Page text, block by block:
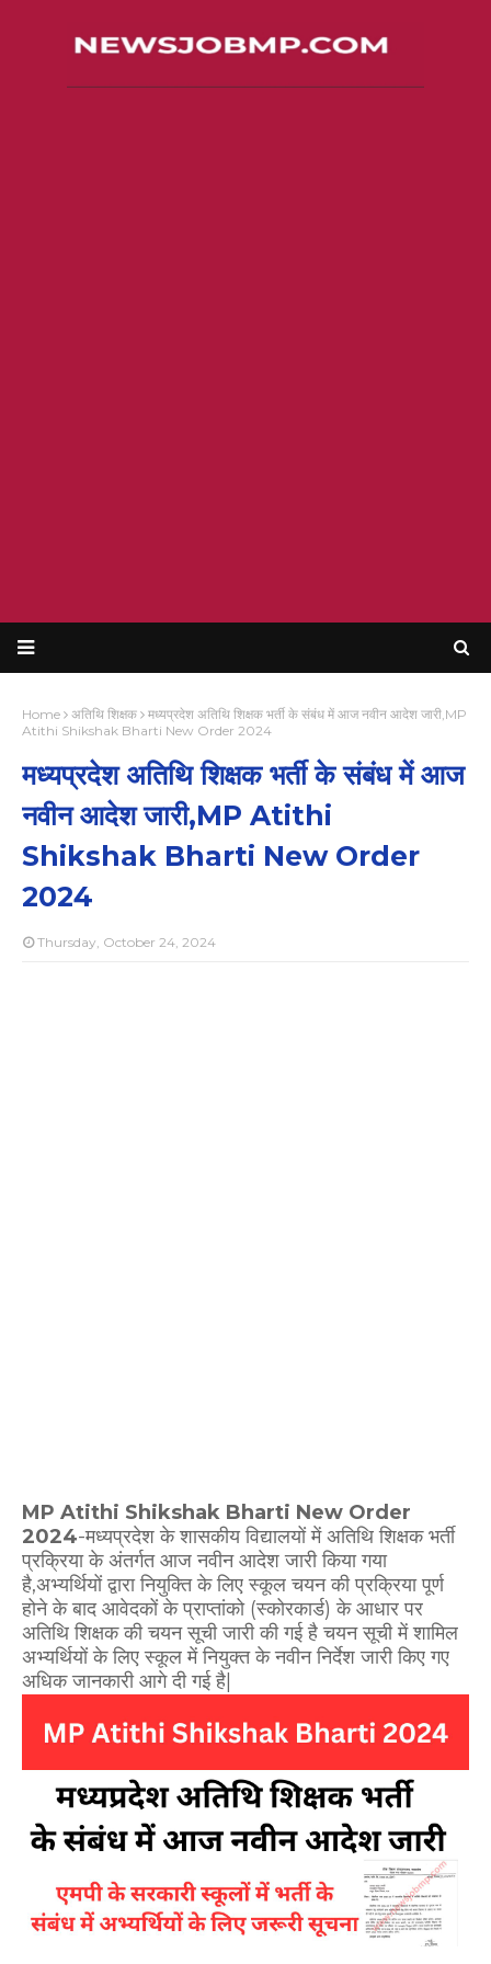
Home अतिथि शिक्षक
मध्यप्रदेश अतिथि शिक्षक भर्ती के संबंध में आज नवीन आदेश जारी,MP
Atithi Shikshak Bharti New Order 2024
मध्यप्रदेश अतिथि शिक्षक भर्ती के संबंध में आज
नवीन आदेश जारी,MP Atithi
Shikshak Bharti New Order
2024
Thursday, October 24, 2024
MP Atithi Shikshak Bharti New Order
2024-मध्यप्रदेश के शासकीय विद्यालयों में अतिथि शिक्षक भर्ती
प्रक्रिया के अंतर्गत आज नवीन आदेश जारी किया गया
है,अभ्यर्थियों द्वारा नियुक्ति के लिए स्कूल चयन की प्रक्रिया पूर्ण
होने के बाद आवेदकों के प्राप्तांको (स्कोरकार्ड) के आधार पर
अतिथि शिक्षक की चयन सूची जारी की गई है चयन सूची में शामिल
अभ्यर्थियों के लिए स्कूल में नियुक्त के नवीन निर्देश जारी किए गए
अधिक जानकारी आगे दी गई है|